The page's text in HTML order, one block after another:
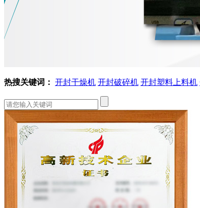
热搜关键词： 开封干燥机 开封破碎机 开封塑料上料机